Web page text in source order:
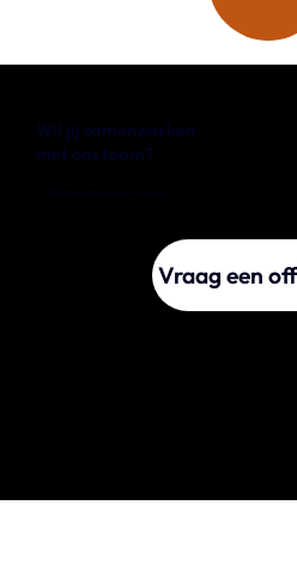
Wil jij samenwerken
met ons team?
We staan klaar om je te helpen!
Vraag een